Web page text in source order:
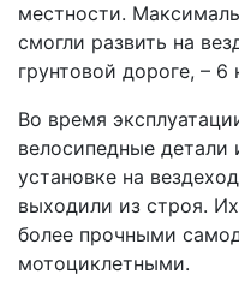
местности.
смогли развить на
грунтовой дороге, – 6
Во время
велосипедные
установке на
выходили из строя.
более прочными
мотоциклетными.